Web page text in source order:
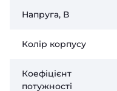
Напруга, В
Колір корпусу
Коефіцієнт
потужності